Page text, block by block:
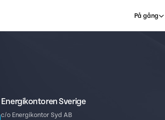
På gång
Energikontoren Sverige
c/o Energikontor Syd AB